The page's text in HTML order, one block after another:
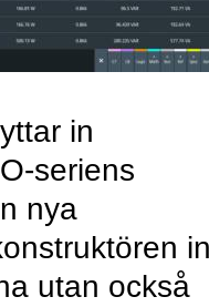
in
seriens
nya
utan också